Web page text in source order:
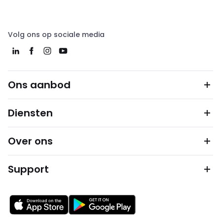
Volg ons op sociale media
Ons aanbod
Diensten
Over ons
Support